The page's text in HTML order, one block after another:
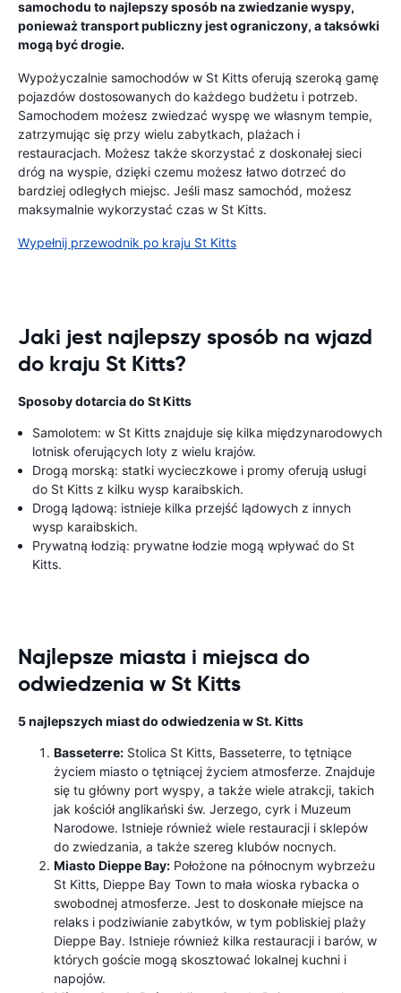
samochodu to najlepszy sposób na zwiedzanie wyspy,
ponieważ transport publiczny jest ograniczony, a taksówki
mogą być drogie.
Wypożyczalnie samochodów w St Kitts oferują szeroką gamę
pojazdów dostosowanych do każdego budżetu i potrzeb.
Samochodem możesz zwiedzać wyspę we własnym tempie,
zatrzymując się przy wielu zabytkach, plażach i
restauracjach. Możesz także skorzystać z doskonałej sieci
dróg na wyspie, dzięki czemu możesz łatwo dotrzeć do
bardziej odległych miejsc. Jeśli masz samochód, możesz
maksymalnie wykorzystać czas w St Kitts.
Wypełnij przewodnik po kraju St Kitts
Jaki jest najlepszy sposób na wjazd
do kraju St Kitts?
Sposoby dotarcia do St Kitts
Samolotem: w St Kitts znajduje się kilka międzynarodowych
lotnisk oferujących loty z wielu krajów.
Drogą morską: statki wycieczkowe i promy oferują usługi
do St Kitts z kilku wysp karaibskich.
Drogą lądową: istnieje kilka przejść lądowych z innych
wysp karaibskich.
Prywatną łodzią: prywatne łodzie mogą wpływać do St
Kitts.
Najlepsze miasta i miejsca do
odwiedzenia w St Kitts
5 najlepszych miast do odwiedzenia w St. Kitts
Basseterre: Stolica St Kitts, Basseterre, to tętniące
życiem miasto o tętniącej życiem atmosferze. Znajduje
się tu główny port wyspy, a także wiele atrakcji, takich
jak kościół anglikański św. Jerzego, cyrk i Muzeum
Narodowe. Istnieje również wiele restauracji i sklepów
do zwiedzania, a także szereg klubów nocnych.
Miasto Dieppe Bay: Położone na północnym wybrzeżu
St Kitts, Dieppe Bay Town to mała wioska rybacka o
swobodnej atmosferze. Jest to doskonałe miejsce na
relaks i podziwianie zabytków, w tym pobliskiej plaży
Dieppe Bay. Istnieje również kilka restauracji i barów, w
których goście mogą skosztować lokalnej kuchni i
napojów.